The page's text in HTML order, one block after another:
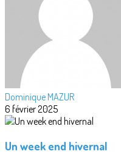
Dominique MAZUR
6 février 2025
Un week end hivernal